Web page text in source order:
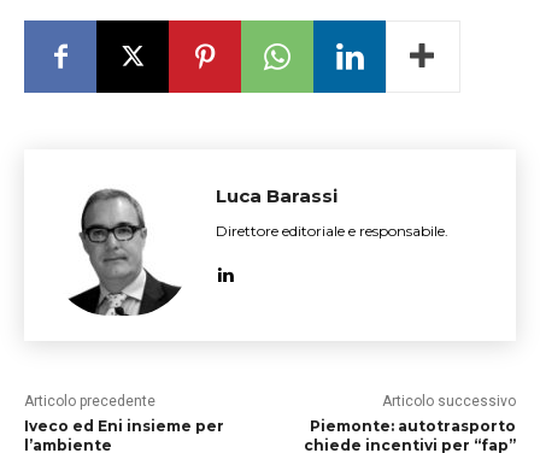
Luca Barassi
Direttore editoriale e responsabile.
Articolo precedente
Iveco ed Eni insieme per
l’ambiente
Articolo successivo
Piemonte: autotrasporto
chiede incentivi per “fap”